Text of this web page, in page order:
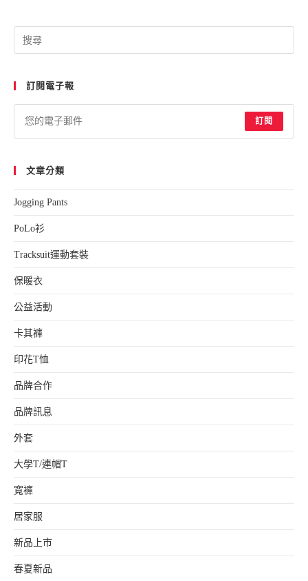
the
訂閱電子報
訂閱
文章分類
Jogging Pants
PoLo衫
Tracksuit運動套裝
保暖衣
公益活動
卡其褲
印花T恤
品牌合作
品牌訊息
外套
大學T/連帽T
寬褲
居家服
新品上市
春夏新品